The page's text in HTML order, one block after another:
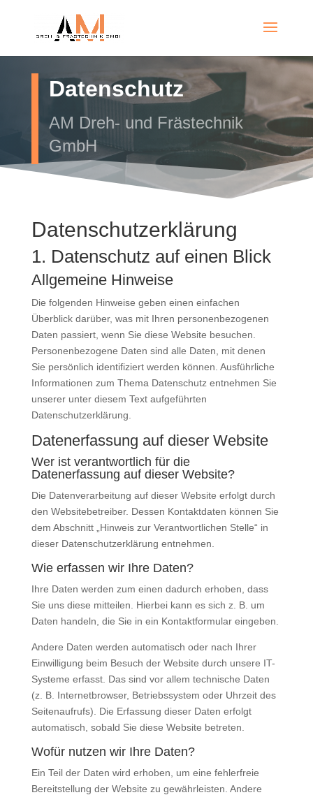
Datenschutz
AM Dreh- und Frästechnik
GmbH
Datenschutz­erklärung
1. Datenschutz auf einen Blick
Allgemeine Hinweise
Die folgenden Hinweise geben einen einfachen
Überblick darüber, was mit Ihren personenbezogenen
Daten passiert, wenn Sie diese Website besuchen.
Personenbezogene Daten sind alle Daten, mit denen
Sie persönlich identifiziert werden können. Ausführliche
Informationen zum Thema Datenschutz entnehmen Sie
unserer unter diesem Text aufgeführten
Datenschutzerklärung.
Datenerfassung auf dieser Website
Wer ist verantwortlich für die
Datenerfassung auf dieser Website?
Die Datenverarbeitung auf dieser Website erfolgt durch
den Websitebetreiber. Dessen Kontaktdaten können Sie
dem Abschnitt „Hinweis zur Verantwortlichen Stelle“ in
dieser Datenschutzerklärung entnehmen.
Wie erfassen wir Ihre Daten?
Ihre Daten werden zum einen dadurch erhoben, dass
Sie uns diese mitteilen. Hierbei kann es sich z. B. um
Daten handeln, die Sie in ein Kontaktformular eingeben.
Andere Daten werden automatisch oder nach Ihrer
Einwilligung beim Besuch der Website durch unsere IT-
Systeme erfasst. Das sind vor allem technische Daten
(z. B. Internetbrowser, Betriebssystem oder Uhrzeit des
Seitenaufrufs). Die Erfassung dieser Daten erfolgt
automatisch, sobald Sie diese Website betreten.
Wofür nutzen wir Ihre Daten?
Ein Teil der Daten wird erhoben, um eine fehlerfreie
Bereitstellung der Website zu gewährleisten. Andere